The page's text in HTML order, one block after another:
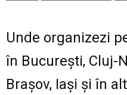
Unde organizezi
în București, Cluj-
Brașov, Iași și în